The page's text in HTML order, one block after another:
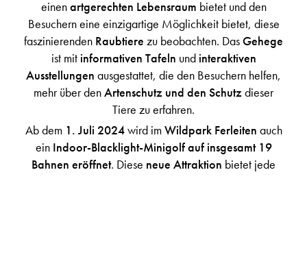
einenartgerechten Lebensraum bietet und den
Besuchern eine einzigartige Möglichkeit bietet, diese
faszinierenden Raubtiere zu beobachten. DasGehege
ist mit informativen Tafeln undinteraktiven
Ausstellungen ausgestattet, die den Besuchern helfen,
mehr über denArtenschutz und den Schutzdieser
Tiere zu erfahren.
Ab dem 1. Juli 2024wird imWildpark Ferleiten auch
einIndoor-Blacklight-Minigolf auf insgesamt 19
Bahnen eröffnet. Diese neue Attraktion bietet jede